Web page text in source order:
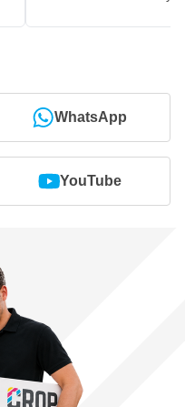
WhatsApp
YouTube